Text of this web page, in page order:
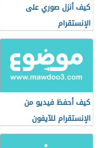
كيف أنزل صوري على
الإنستقرام
كيف أحفظ فيديو من
الإنستقرام للآيفون